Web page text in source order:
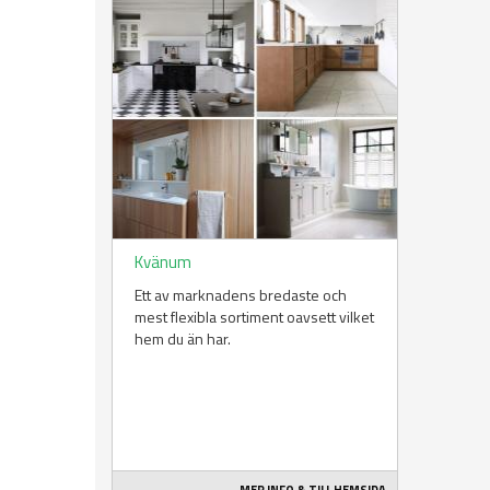
Kvänum
Ett av marknadens bredaste och
mest flexibla sortiment oavsett vilket
hem du än har.